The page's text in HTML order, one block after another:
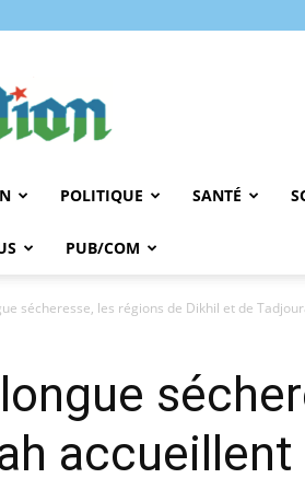
POLITIQUE SANTÉ
PUB/COM
sécheresse, les régions de Dikhil et de